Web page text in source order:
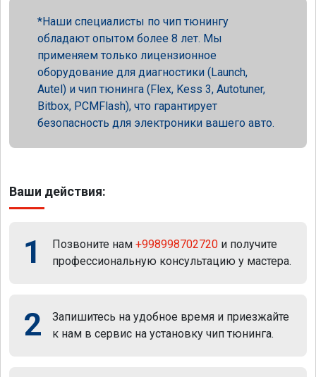
Наши специалисты по чип тюнингу
обладают опытом более 8 лет. Мы
применяем только лицензионное
оборудование для диагностики (Launch,
Autel) и чип тюнинга (Flex, Kess 3, Autotuner,
Bitbox, PCMFlash), что гарантирует
безопасность для электроники вашего авто.
Ваши действия:
1 Позвоните нам +998998702720 и получите
профессиональную консультацию у мастера.
2
Запишитесь на удобное время и приезжайте
к нам в сервис на установку чип тюнинга.